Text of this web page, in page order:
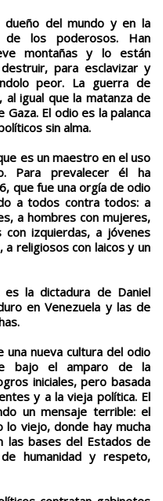
del mundo y en la
de los poderosos. Han
montañas y lo están
para esclavizar y
peor. La guerra de
igual que la matanza de
El odio es la palanca
sin alma.
es un maestro en el uso
Para prevalecer él ha
que fue una orgía de odio
a todos contra todos: a
a hombres con mujeres,
izquierdas, a jóvenes
religiosos con laicos y un
la dictadura de Daniel
en Venezuela y las de
una nueva cultura del odio
bajo el amparo de la
iniciales, pero basada
y a la vieja política. El
un mensaje terrible: el
viejo, donde hay mucha
las bases del Estados de
humanidad y respeto,